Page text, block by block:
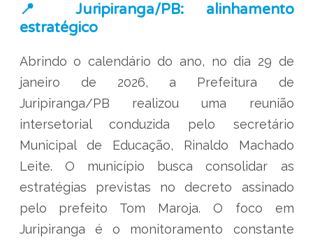
📍 Juripiranga/PB: alinhamento
estratégico
Abrindo o calendário do ano, no dia 29 de
janeiro de 2026, a Prefeitura de
Juripiranga/PB realizou uma reunião
intersetorial conduzida pelo secretário
Municipal de Educação, Rinaldo Machado
Leite. O município busca consolidar as
estratégias previstas no decreto assinado
pelo prefeito Tom Maroja. O foco em
Juripiranga é o monitoramento constante